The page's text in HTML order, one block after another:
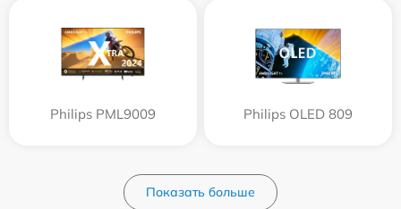
Philips PML9009 Philips OLED 809
Показать больше